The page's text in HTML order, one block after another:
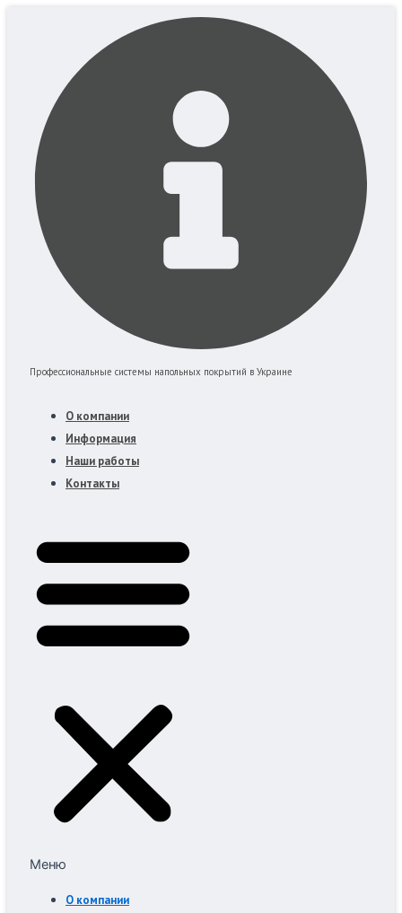
содержимому
Профессиональные системы напольных покрытий в Украине
О компании
Информация
Наши работы
Контакты
Меню
О компании